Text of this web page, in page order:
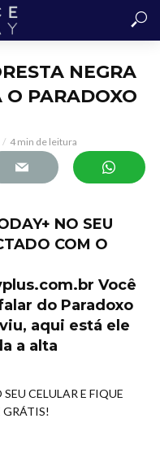
NEGRA
O PARADOXO
4 min de leitura
NO SEU
COM O
Você
do Paradoxo
aqui está ele
a alta
CELULAR E FIQUE